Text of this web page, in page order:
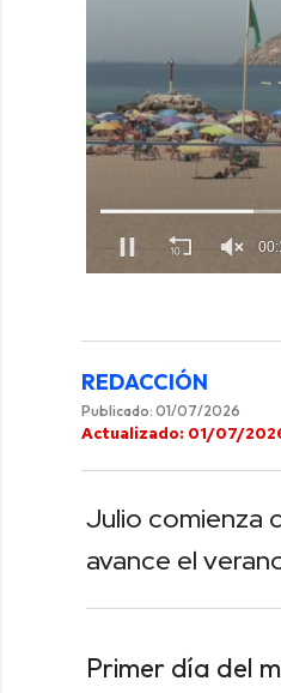
0
minute,
secondsVolume
0%
REDACCIÓN
Publicado: 01/07/2026
Actualizado: 01/07/2026
Julio comienza
avance el
Primer día del